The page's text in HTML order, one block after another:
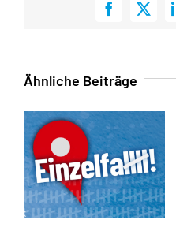
Facebook
X
Ähnliche Beiträge